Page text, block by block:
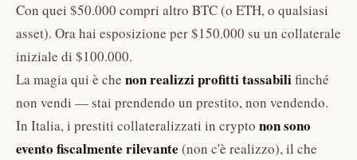
Con quei $50.000 compri altro BTC (o ETH, o qualsiasi
asset). Ora hai esposizione per $150.000 su un collaterale
iniziale di $100.000.
La magia qui è che non realizzi profitti tassabilifinché
non vendi — stai prendendo un prestito, non vendendo.
In Italia, i prestiti collateralizzati in crypto non sono
evento fiscalmente rilevante (non c'è realizzo), il che